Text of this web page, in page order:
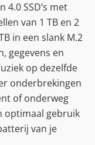
SSD’s met
van 1 TB en 2
in een slank M.2
gegevens en
op dezelfde
onderbrekingen
of onderweg
optimaal gebruik
van je